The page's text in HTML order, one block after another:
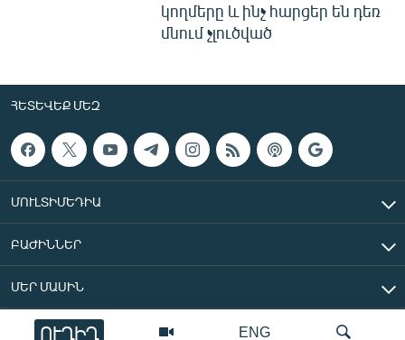
ENG
ՈՒՂԻՂ
կողմերը և ինչ հարցեր են դեռ
մնում չլուծված
ՀԵՏԵՎԵՔ ՄԵԶ
ՄՈՒԼՏԻՄԵԴԻԱ
ԲԱԺԻՆՆԵՐ
ՄԵՐ ՄԱՍԻՆ
«Ազատ Եվրոպա/Ազատություն» ռադիոկայան © 2026